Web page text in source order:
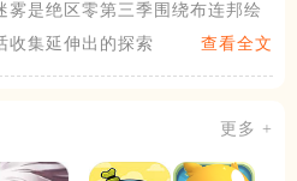
雾是绝区零第三季围绕布连邦绘
收集延伸出的探索型支
查看全文
更多 +